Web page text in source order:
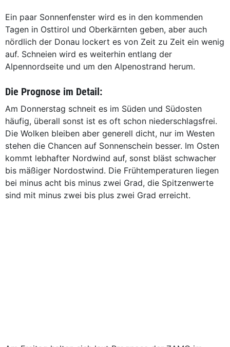
Ein paar Sonnenfenster wird es in den kommenden
Tagen in Osttirol und Oberkärnten geben, aber auch
nördlich der Donau lockert es von Zeit zu Zeit ein wenig
auf. Schneien wird es weiterhin entlang der
Alpennordseite und um den Alpenostrand herum.
Die Prognose im Detail:
Am Donnerstag schneit es im Süden und Südosten
häufig, überall sonst ist es oft schon niederschlagsfrei.
Die Wolken bleiben aber generell dicht, nur im Westen
stehen die Chancen auf Sonnenschein besser. Im Osten
kommt lebhafter Nordwind auf, sonst bläst schwacher
bis mäßiger Nordostwind. Die Frühtemperaturen liegen
bei minus acht bis minus zwei Grad, die Spitzenwerte
sind mit minus zwei bis plus zwei Grad erreicht.